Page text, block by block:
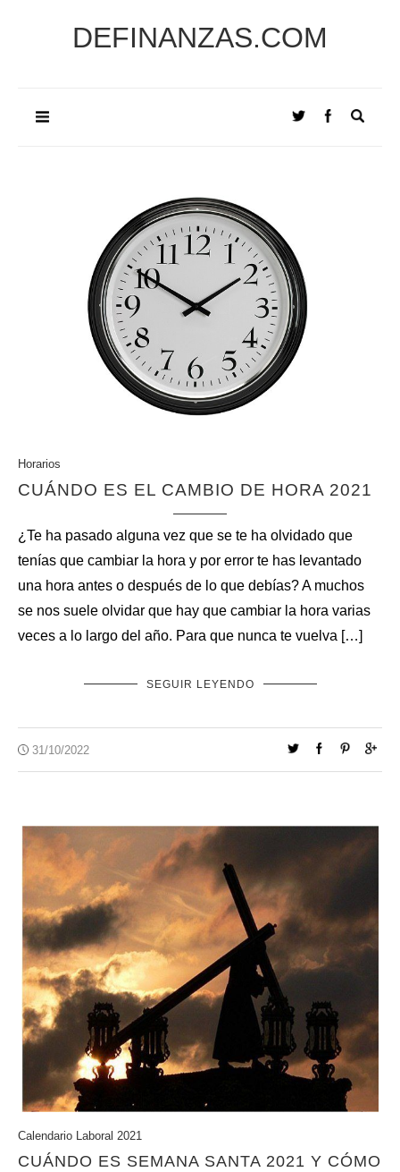
DEFINANZAS.COM
Horarios
CUÁNDO ES EL CAMBIO DE HORA 2021
¿Te ha pasado alguna vez que se te ha olvidado que
tenías que cambiar la hora y por error te has levantado
una hora antes o después de lo que debías? A muchos
se nos suele olvidar que hay que cambiar la hora varias
veces a lo largo del año. Para que nunca te vuelva […]
SEGUIR LEYENDO
31/10/2022
Calendario Laboral 2021
CUÁNDO ES SEMANA SANTA 2021 Y CÓMO